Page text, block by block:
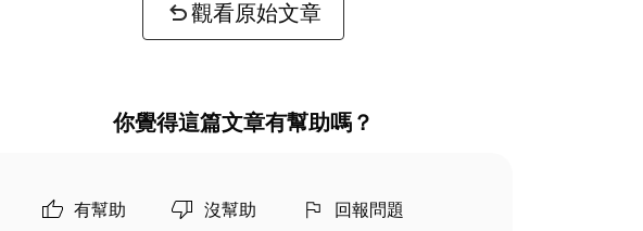
觀看原始文章
你覺得這篇文章有幫助嗎？
有幫助 沒幫助 回報問題